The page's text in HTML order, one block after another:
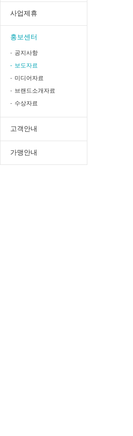
사업제휴
홍보센터
공지사항
보도자료
미디어자료
브랜드소개자료
수상자료
고객안내
가맹안내